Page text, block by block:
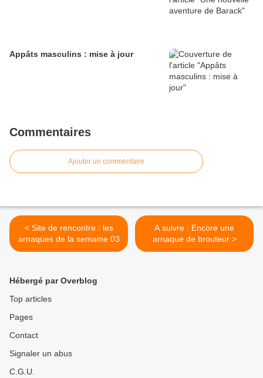
Appâts masculins : mise à jour
Commentaires
Ajouter un commentaire
< Site de rencontre : les
arnaques de la semaine 03
A suivre : Encore une
arnaque de brouteur >
Hébergé par Overblog
Top articles
Pages
Contact
Signaler un abus
C.G.U.